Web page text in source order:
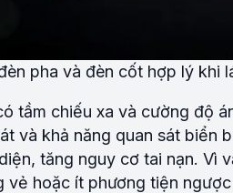
pha và đèn cốt hợp lý khi
tầm chiếu xa và cường độ
và khả năng quan sát biển
tăng nguy cơ tai nạn. Vì
vẻ hoặc ít phương tiện